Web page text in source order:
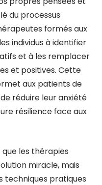
du processus
formés aux
individus à identifier
et à les remplacer
et positives. Cette
aux patients de
réduire leur anxiété
résilience face aux
les thérapies
miracle, mais
techniques pratiques